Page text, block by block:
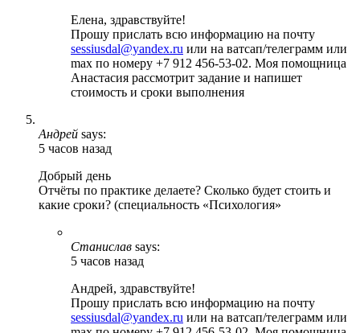
Елена, здравствуйте!
Прошу прислать всю информацию на почту
sessiusdal@yandex.ru или на ватсап/телеграмм или
max по номеру +7 912 456-53-02. Моя помощница
Анастасия рассмотрит задание и напишет
стоимость и сроки выполнения
Андрей says:
5 часов назад
Добрый день
Отчёты по практике делаете? Сколько будет стоить и
какие сроки? (специальность «Психология»
Станислав says:
5 часов назад
Андрей, здравствуйте!
Прошу прислать всю информацию на почту
sessiusdal@yandex.ru или на ватсап/телеграмм или